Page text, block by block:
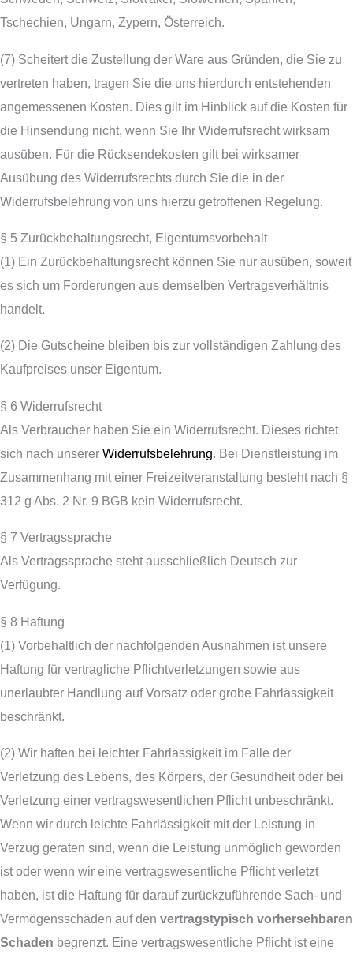
Tschechien, Ungarn, Zypern, Österreich.
(7) Scheitert die Zustellung der Ware aus Gründen, die Sie zu
vertreten haben, tragen Sie die uns hierdurch entstehenden
angemessenen Kosten. Dies gilt im Hinblick auf die Kosten für
die Hinsendung nicht, wenn Sie Ihr Widerrufsrecht wirksam
ausüben. Für die Rücksendekosten gilt bei wirksamer
Ausübung des Widerrufsrechts durch Sie die in der
Widerrufsbelehrung von uns hierzu getroffenen Regelung.
§ 5 Zurückbehaltungsrecht, Eigentumsvorbehalt
(1) Ein Zurückbehaltungsrecht können Sie nur ausüben, soweit
es sich um Forderungen aus demselben Vertragsverhältnis
handelt.
(2) Die Gutscheine bleiben bis zur vollständigen Zahlung des
Kaufpreises unser Eigentum.
§ 6 Widerrufsrecht
Als Verbraucher haben Sie ein Widerrufsrecht. Dieses richtet
sich nach unserer Widerrufsbelehrung. Bei Dienstleistung im
Zusammenhang mit einer Freizeitveranstaltung besteht nach §
312 g Abs. 2 Nr. 9 BGB kein Widerrufsrecht.
§ 7 Vertragssprache
Als Vertragssprache steht ausschließlich Deutsch zur
Verfügung.
§ 8 Haftung
(1) Vorbehaltlich der nachfolgenden Ausnahmen ist unsere
Haftung für vertragliche Pflichtverletzungen sowie aus
unerlaubter Handlung auf Vorsatz oder grobe Fahrlässigkeit
beschränkt.
(2) Wir haften bei leichter Fahrlässigkeit im Falle der
Verletzung des Lebens, des Körpers, der Gesundheit oder bei
Verletzung einer vertragswesentlichen Pflicht unbeschränkt.
Wenn wir durch leichte Fahrlässigkeit mit der Leistung in
Verzug geraten sind, wenn die Leistung unmöglich geworden
ist oder wenn wir eine vertragswesentliche Pflicht verletzt
haben, ist die Haftung für darauf zurückzuführende Sach- und
Vermögensschäden auf den vertragstypisch vorhersehbaren
Schaden begrenzt. Eine vertragswesentliche Pflicht ist eine